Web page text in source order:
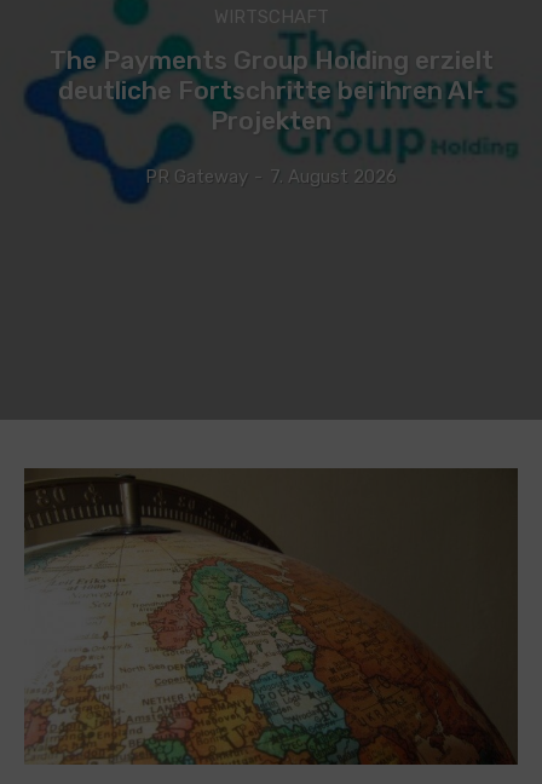
WIRTSCHAFT
The Payments Group Holding erzielt
deutliche Fortschritte bei ihren AI-
Projekten
PR Gateway - 7. August 2026